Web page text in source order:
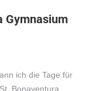
Gymnasium
ich die Tage für
Bonaventura